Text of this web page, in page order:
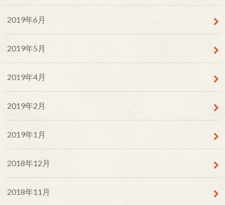
2019年6月
2019年5月
2019年4月
2019年2月
2019年1月
2018年12月
2018年11月